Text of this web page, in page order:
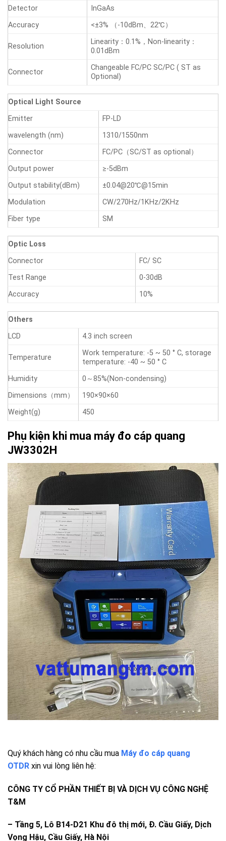
Detector
InGaAs
Accuracy
<±3% （-10dBm、22℃）
Resolution
Linearity：0.1%，Non-linearity：
0.01dBm
Connector
Changeable FC/PC SC/PC ( ST as
Optional)
Optical Light Source
Emitter
FP-LD
wavelength (nm)
1310/1550nm
Connector
FC/PC（SC/ST as optional）
Output power
≥-5dBm
Output stability(dBm)
±0.04@20℃@15min
Modulation
CW/270Hz/1KHz/2KHz
Fiber type
SM
Optic Loss
Connector
FC/ SC
Test Range
0-30dB
Accuracy
10%
Others
LCD
4.3 inch screen
Temperature
Work temperature: -5 ~ 50 ° C, storage
temperature: -40 ~ 50 ° C
Humidity
0～85%(Non-condensing)
Dimensions（mm）
190×90×60
Weight(g)
450
Phụ kiện khi mua máy đo cáp quang
JW3302H
Quý khách hàng có nhu cầu mua Máy đo cáp quang
OTDR xin vui lòng liên hệ:
CÔNG TY CỔ PHẦN THIẾT BỊ VÀ DỊCH VỤ CÔNG NGHỆ
T&M
– Tầng 5, Lô B14-D21 Khu đô thị mới, Đ. Cầu Giấy, Dịch
Vọng Hậu, Cầu Giấy, Hà Nội